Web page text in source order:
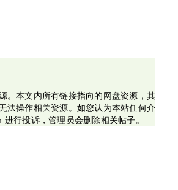
。本文内所有链接指向的网盘资源，其
法操作相关资源。如您认为本站任何介
行投诉，管理员会删除相关帖子。